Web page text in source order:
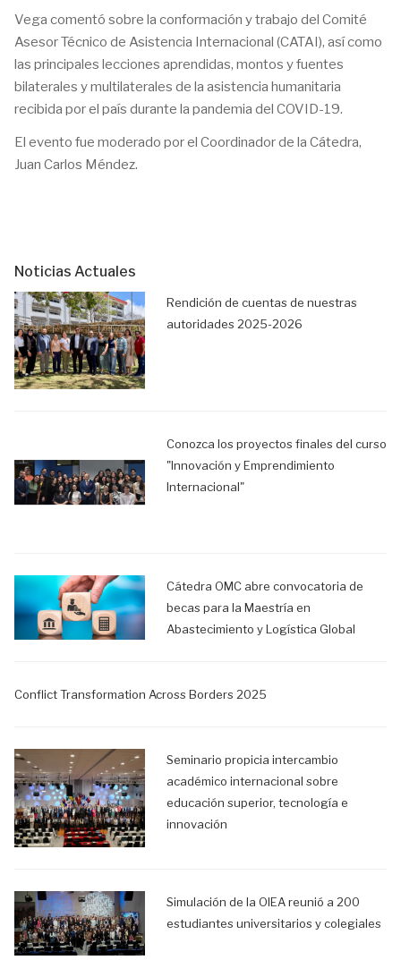
Vega comentó sobre la conformación y trabajo del Comité
Asesor Técnico de Asistencia Internacional (CATAI), así como
las principales lecciones aprendidas, montos y fuentes
bilaterales y multilaterales de la asistencia humanitaria
recibida por el país durante la pandemia del COVID-19.
El evento fue moderado por el Coordinador de la Cátedra,
Juan Carlos Méndez.
Noticias Actuales
Rendición de cuentas de nuestras
autoridades 2025-2026
Conozca los proyectos finales del curso
"Innovación y Emprendimiento
Internacional"
Cátedra OMC abre convocatoria de
becas para la Maestría en
Abastecimiento y Logística Global
Conflict Transformation Across Borders 2025
Seminario propicia intercambio
académico internacional sobre
educación superior, tecnología e
innovación
Simulación de la OIEA reunió a 200
estudiantes universitarios y colegiales